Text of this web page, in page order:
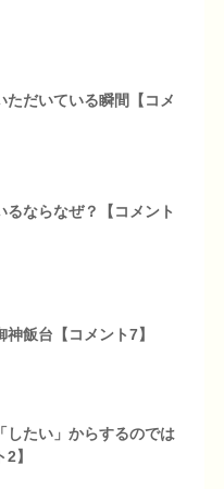
ただいている瞬間【コメ
るならなぜ？【コメント
飯台【コメント7】
したい」からするのでは
】